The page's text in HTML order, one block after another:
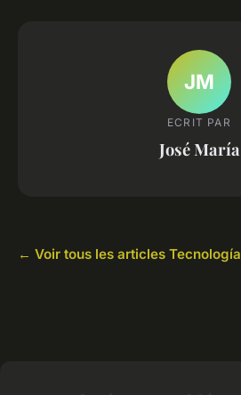
JM
ECRIT PAR
José María
← Voir tous les articles Tecnología